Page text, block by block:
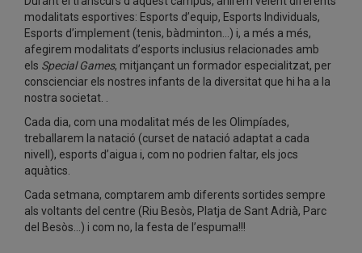
modalitats esportives: Esports d’equip, Esports Individuals,
Esports d’implement (tenis, bàdminton…) i, a més a més,
afegirem modalitats d’esports inclusius relacionades amb
els Special Games, mitjançant un formador especialitzat, per
conscienciar els nostres infants de la diversitat que hi ha a la
nostra societat. .
Cada dia, com una modalitat més de les Olimpíades,
treballarem la natació (curset de natació adaptat a cada
nivell), esports d’aigua i, com no podrien faltar, els jocs
aquàtics.
Cada setmana, comptarem amb diferents sortides sempre
als voltants del centre (Riu Besòs, Platja de Sant Adrià, Parc
del Besòs…) i com no, la festa de l’espuma!!!